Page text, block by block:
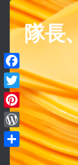
コンテンツへスキ
隊長
Facebook
Twitter
Pinterest
WordPress
共